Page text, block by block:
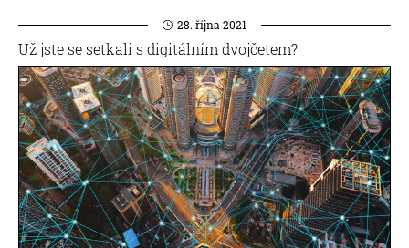
28. října 2021
Už jste se setkali s digitálním dvojčetem?